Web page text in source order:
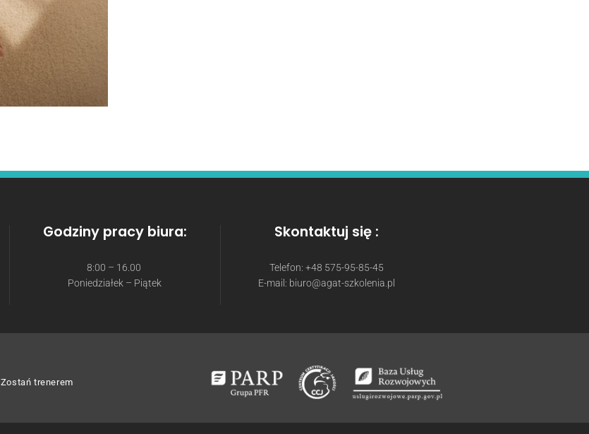
Godziny pracy biura:
8:00 – 16.00
Poniedziałek – Piątek
Skontaktuj się :
Telefon: +48 575-95-85-45
E-mail: biuro@agat-szkolenia.pl
Zostań trenerem